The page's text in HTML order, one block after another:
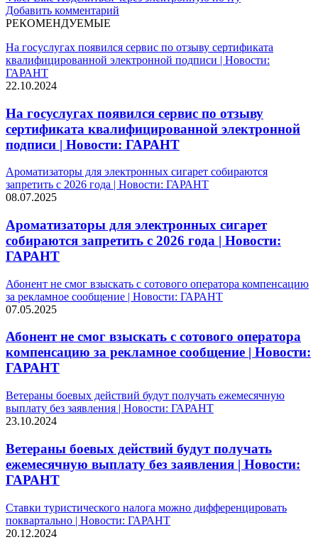
Добавить комментарий
РЕКОМЕНДУЕМЫЕ
На госуслугах появился сервис по отзыву сертификата
квалифицированной электронной подписи | Новости:
ГАРАНТ
22.10.2024
На госуслугах появился сервис по отзыву
сертификата квалифицированной электронной
подписи | Новости: ГАРАНТ
Ароматизаторы для электронных сигарет собираются
запретить с 2026 года | Новости: ГАРАНТ
08.07.2025
Ароматизаторы для электронных сигарет
собираются запретить с 2026 года | Новости:
ГАРАНТ
Абонент не смог взыскать с сотового оператора компенсацию
за рекламное сообщение | Новости: ГАРАНТ
07.05.2025
Абонент не смог взыскать с сотового оператора
компенсацию за рекламное сообщение | Новости:
ГАРАНТ
Ветераны боевых действий будут получать ежемесячную
выплату без заявления | Новости: ГАРАНТ
23.10.2024
Ветераны боевых действий будут получать
ежемесячную выплату без заявления | Новости:
ГАРАНТ
Ставки туристического налога можно дифференцировать
поквартально | Новости: ГАРАНТ
20.12.2024